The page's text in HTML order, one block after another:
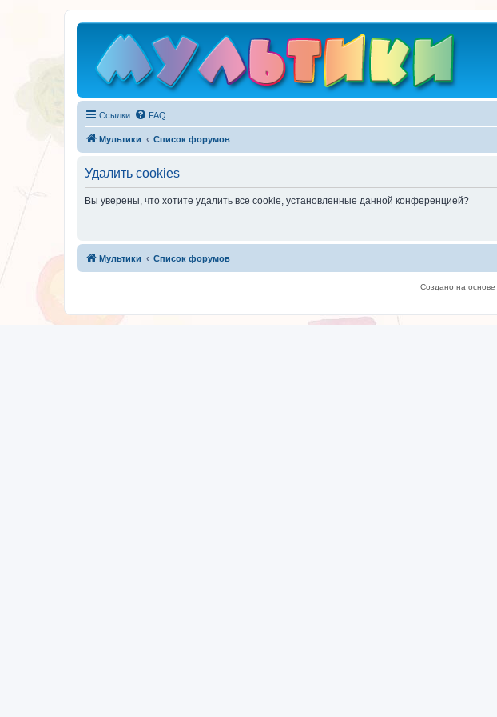
Ссылки FAQ
Мультики Список форумов
Удалить cookies
Вы уверены, что хотите удалить все cookie, установленные данной конференцией?
Мультики Список форумов
Создано на основе